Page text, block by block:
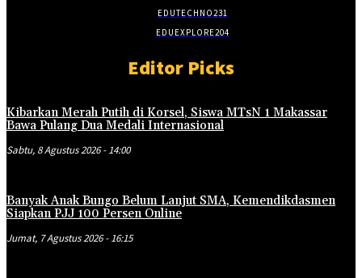
EDUTECHNO231
EDUEXPLORE204
Editor Picks
Kibarkan Merah Putih di Korsel, Siswa MTsN 1 Makassar
Bawa Pulang Dua Medali Internasional
Sabtu, 8 Agustus 2026 - 14:00
Banyak Anak Bungo Belum Lanjut SMA, Kemendikdasmen
Siapkan PJJ 100 Persen Online
Jumat, 7 Agustus 2026 - 16:15